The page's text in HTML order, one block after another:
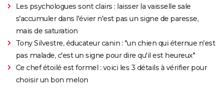
Les psychologues sont clairs : laisser la vaisselle sale
s'accumuler dans l'évier n'est pas un signe de paresse,
mais de saturation
Tony Silvestre, éducateur canin : "un chien qui éternue n'est
pas malade, c'est un signe pour dire qu'il est heureux"
Ce chef étoilé est formel : voici les 3 détails à vérifier pour
choisir un bon melon